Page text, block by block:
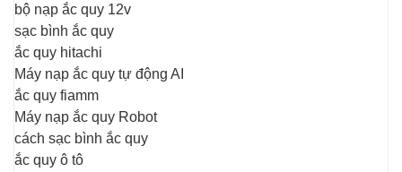
bộ nạp ắc quy 12v
sạc bình ắc quy
ắc quy hitachi
Máy nạp ắc quy tự động AI
ắc quy fiamm
Máy nạp ắc quy Robot
cách sạc bình ắc quy
ắc quy ô tô